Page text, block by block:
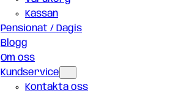
Kassan
Pensionat / Dagis
Blogg
Om oss
Kundservice
Kontakta oss